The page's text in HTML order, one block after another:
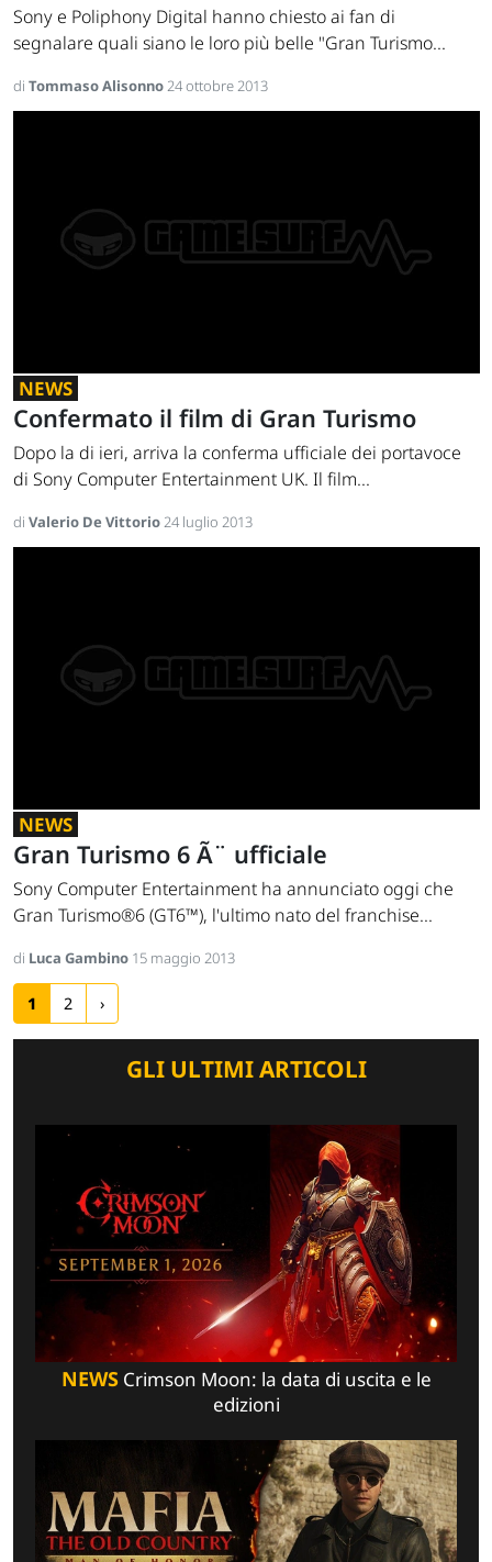
Sony e Poliphony Digital hanno chiesto ai fan di
segnalare quali siano le loro più belle "Gran Turismo...
di Tommaso Alisonno24 ottobre 2013
NEWS
Confermato il film di Gran Turismo
Dopo la di ieri, arriva la conferma ufficiale dei portavoce
di Sony Computer Entertainment UK. Il film...
di Valerio De Vittorio24 luglio 2013
NEWS
Gran Turismo 6 Ã¨ ufficiale
Sony Computer Entertainment ha annunciato oggi che
Gran Turismo®6 (GT6™), l'ultimo nato del franchise...
di Luca Gambino 15 maggio 2013
1 2 ›
GLI ULTIMI ARTICOLI
NEWSCrimson Moon: la data di uscita e le
edizioni